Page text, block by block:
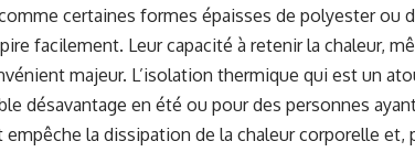
certaines formes épaisses de polyester ou
facilement. Leur capacité à retenir la chaleur,
majeur. L’isolation thermique qui est un
désavantage en été ou pour des personnes
empêche la dissipation de la chaleur corporelle et,